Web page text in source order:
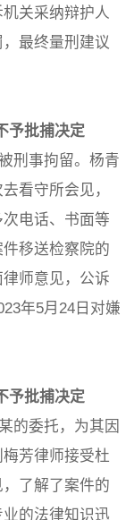
关采纳辩护人
最终量刑建议
予批捕决定
刑事拘留。杨青
看守所会见，
电话、书面等
移送检察院的
师意见，公诉
年5月24日对嫌
予批捕决定
的委托，为其因
芳律师接受杜
了解了案件的
的法律知识迅